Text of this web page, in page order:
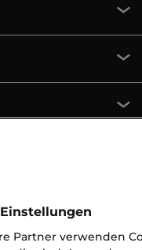
Partner verwenden